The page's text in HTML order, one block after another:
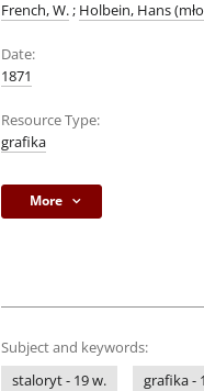
French, W.; Holbein, Hans
Date:
1871
Resource Type:
grafika
More
Subject and keywords:
staloryt - 19 w.
grafika -